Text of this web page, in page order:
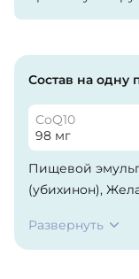
Состав на одну
CoQ10
98 мг
Пищевой
(убихинон),
Развернуть